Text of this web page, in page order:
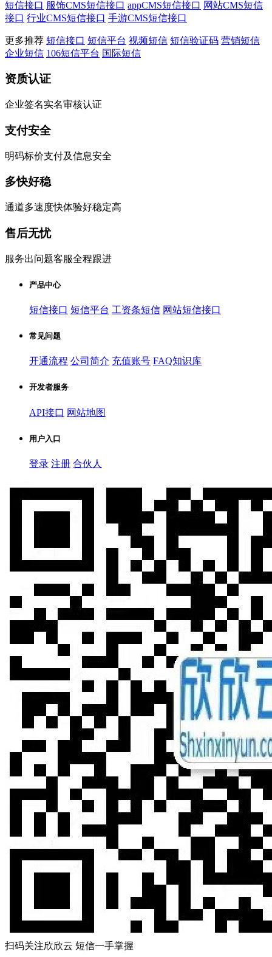
短信接口 服饰CMS短信接口 appCMS短信接口 网站CMS短信
接口 行业CMS短信接口 手游CMS短信接口
更多推荐 短信接口 短信平台 视频短信 短信验证码 营销短信
企业短信 106短信平台 国际短信
资质认证
企业签名实名审核认证
支付安全
明码标价支付及信息安全
多快好稳
通道多速度快体验好稳定高
售后无忧
服务出问题客服全程跟进
产品中心
短信接口 短信平台 工资条短信 网站短信接口
常见问题
开通流程 公司简介 充值账号 FAQ知识库
开发者服务
API接口 网站地图
用户入口
登录 注册 合伙人
扫码关注欣欣云 短信一手掌握